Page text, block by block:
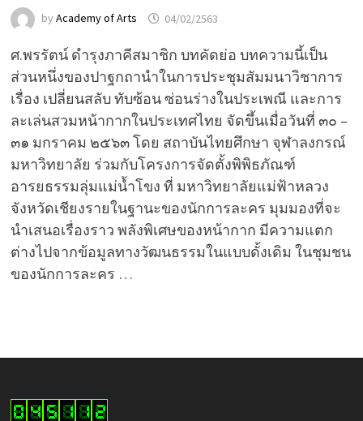
by Academy of Arts 04/02/2563
ศ.พรรัตน์ ดำรุงภาคีสมาชิก บทคัดย่อ บทความนี้เป็น
ส่วนหนึ่งของปาฐกถานำในการประชุมสัมมนาวิชาการ
เรื่อง เปลี่ยนสลับ ทับซ้อน ซ่อนร่างในประเพณี และการ
ละเล่นสวมหน้ากากในประเทศไทย จัดขึ้นเมื่อวันที่ ๓๐ –
๓๑ มกราคม ๒๕๖๓ โดย สถาบันไทยศึกษา จุฬาลงกรณ์
มหาวิทยาลัย ร่วมกับโครงการจัดตั้งพิพิธภัณฑ์
อารยธรรมลุ่มแม่น้ำโขง ที่ มหาวิทยาลัยแม่ฟ้าหลวง
จังหวัดเชียงรายในฐานะของนักการละคร มุมมองที่จะ
นำเสนอเรื่องราว พลังพิเศษของหน้ากาก มีความแตก
ต่างไปจากข้อมูลทางวัฒนธรรมในแบบดั้งเดิม ในชุมชน
ของนักการละคร …